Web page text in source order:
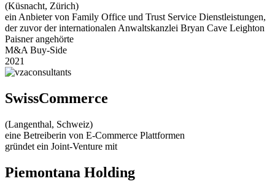
(Küsnacht, Zürich)
ein Anbieter von Family Office und Trust Service Dienstleistungen,
der zuvor der internationalen Anwaltskanzlei Bryan Cave Leighton
Paisner angehörte
M&A Buy-Side
2021
SwissCommerce
(Langenthal, Schweiz)
eine Betreiberin von E-Commerce Plattformen
gründet ein Joint-Venture mit
Piemontana Holding